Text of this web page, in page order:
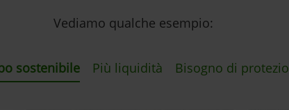
Vediamo qualche esempio:
sostenibile Più liquidità Bisogno di